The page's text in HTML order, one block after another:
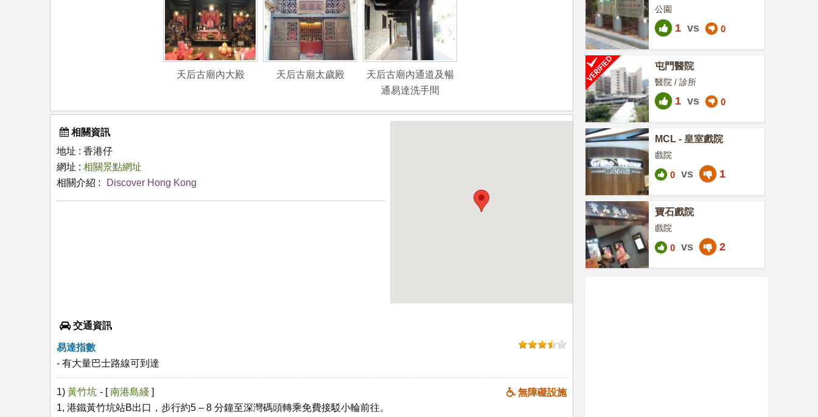
天后古廟內大殿 天后古廟太歲殿
天后古廟內通道及暢
通易達洗手間
相關資訊
地址 : 香港仔
網址 : 相關景點網址
相關介紹 :
Discover Hong Kong
交通資訊
易達指數
- 有大量巴士路線可到達
1) 黃竹坑 無障礙設施
- [南港島綫 ]
1, 港鐵黃竹坑站B出口，步行約5 – 8 分鐘至深灣碼頭轉乘免費接駁小輪前往。
公園
1 vs 0
屯門醫院
醫院 / 診所
1 vs 0
MCL - 皇室戲院
戲院
0 vs 1
寶石戲院
戲院
0 vs 2